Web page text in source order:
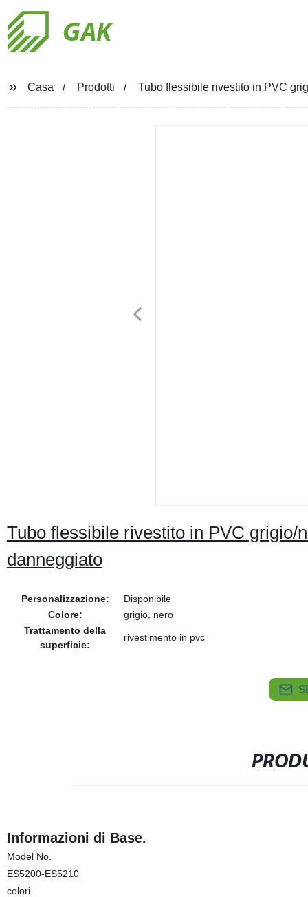
GAK
Casa Prodotti Tubo flessibile rivestito in PVC
Tubo flessibile rivestito in PVC
danneggiato
Personalizzazione:
Disponibile
Colore:
grigio, nero
Trattamento della
superficie:
rivestimento in pvc
Informazioni di Base.
Model No.
ES5200-ES5210
colori